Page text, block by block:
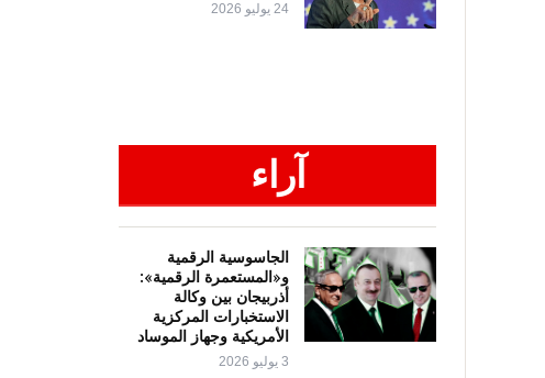
24 يوليو 2026
آراء
الجاسوسية الرقمية
و«المستعمرة الرقمية»:
أذربيجان بين وكالة
الاستخبارات المركزية
الأمريكية وجهاز الموساد
3 يوليو 2026